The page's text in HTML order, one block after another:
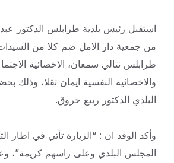
استقبل رئيس بلدية طرابلس الدكتور
من جمعية دار الامل ضم كلا من
طرابلس نتالي سمعان، الاخصائية
والاخصائية النفسية ايمان تقلا، وذلك
البلدي الدكتور ربيع حروق.
وأكد الوفد ان : “الزيارة تأتي في اطار
المجلس البلدي وعلى راسهم كريمة”،